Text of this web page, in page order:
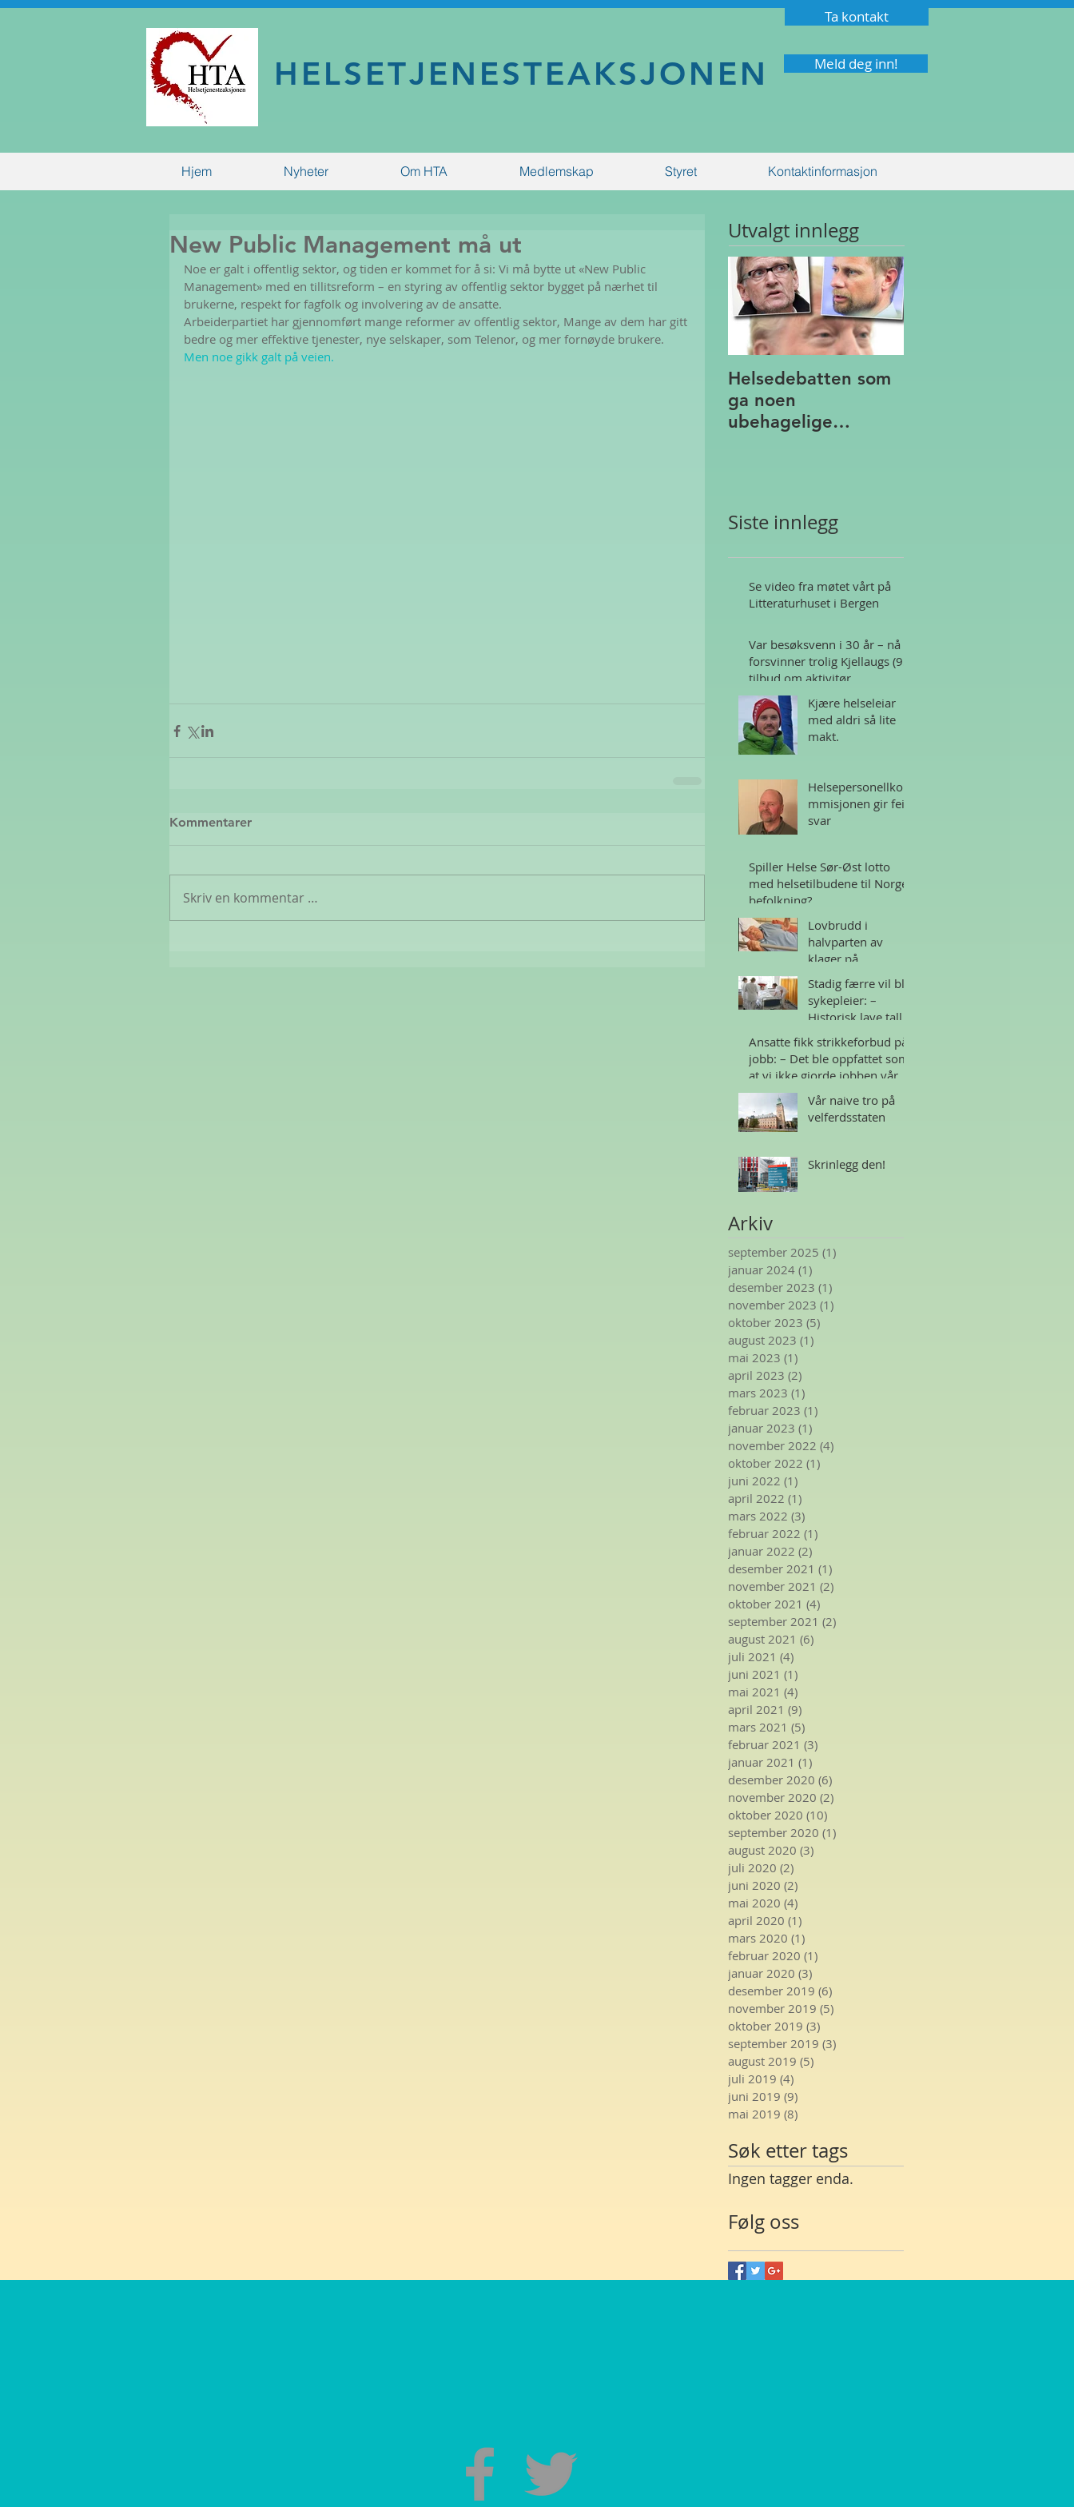
Ta kontakt
Meld deg inn!
HELSETJENESTEAKSJONEN
Hjem Nyheter Om HTA Medlemskap Styret Kontaktinformasjon
New Public Management må ut
Noe er galt i offentlig sektor, og tiden er kommet for å si: Vi må bytte ut «New Public
Management» med en tillitsreform – en styring av offentlig sektor bygget på nærhet til
brukerne, respekt for fagfolk og involvering av de ansatte.
Arbeiderpartiet har gjennomført mange reformer av offentlig sektor, Mange av dem har gitt
bedre og mer effektive tjenester, nye selskaper, som Telenor, og mer fornøyde brukere.
Men noe gikk galt på veien.
Kommentarer
Skriv en kommentar …
Utvalgt innlegg
Helsedebatten som
ga noen
ubehagelige
Siste innlegg
Se video fra møtet vårt på
Litteraturhuset i Bergen
Var besøksvenn i 30 år – nå
forsvinner trolig Kjellaugs (95)
tilbud om aktivitør
Kjære helseleiar
med aldri så lite
makt.
Helsepersonellko
mmisjonen gir feil
svar
Spiller Helse Sør-Øst lotto
med helsetilbudene til Norges
befolkning?
Lovbrudd i
halvparten av
klager på
Stadig færre vil bli
sykepleier: –
Historisk lave tall
Ansatte fikk strikkeforbud på
jobb: – Det ble oppfattet som
at vi ikke gjorde jobben vår
Vår naive tro på
velferdsstaten
Skrinlegg den!
Arkiv
september 2025 (1)
januar 2024 (1)
desember 2023 (1)
november 2023 (1)
oktober 2023 (5)
august 2023 (1)
mai 2023 (1)
april 2023 (2)
mars 2023 (1)
februar 2023 (1)
januar 2023 (1)
november 2022 (4)
oktober 2022 (1)
juni 2022 (1)
april 2022 (1)
mars 2022 (3)
februar 2022 (1)
januar 2022 (2)
desember 2021 (1)
november 2021 (2)
oktober 2021 (4)
september 2021 (2)
august 2021 (6)
juli 2021 (4)
juni 2021 (1)
mai 2021 (4)
april 2021 (9)
mars 2021 (5)
februar 2021 (3)
januar 2021 (1)
desember 2020 (6)
november 2020 (2)
oktober 2020 (10)
september 2020 (1)
august 2020 (3)
juli 2020 (2)
juni 2020 (2)
mai 2020 (4)
april 2020 (1)
mars 2020 (1)
februar 2020 (1)
januar 2020 (3)
desember 2019 (6)
november 2019 (5)
oktober 2019 (3)
september 2019 (3)
august 2019 (5)
juli 2019 (4)
juni 2019 (9)
mai 2019 (8)
Søk etter tags
Ingen tagger enda.
Følg oss